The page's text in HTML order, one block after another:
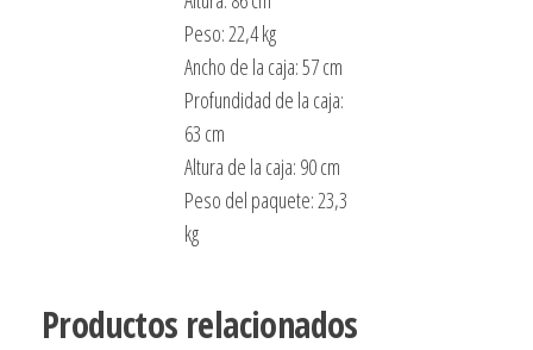
Peso: 22,4 kg
Ancho de la caja: 57 cm
Profundidad de la caja:
63 cm
Altura de la caja: 90 cm
Peso del paquete: 23,3
kg
Productos relacionados